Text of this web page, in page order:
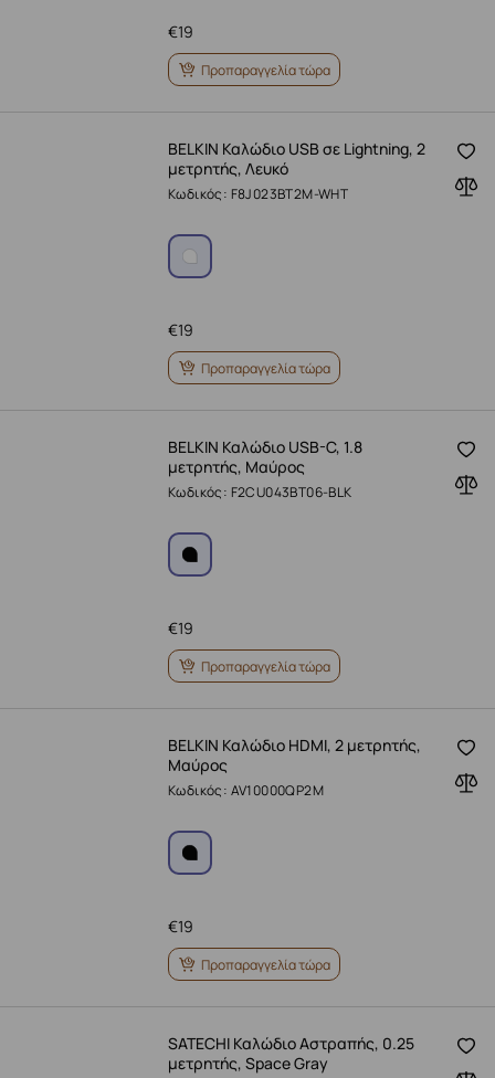
19
€
Προπαραγγελία τώρα
BELKIN Καλώδιο USB σε Lightning, 2
μετρητής, Λευκό
Κωδικός: F8J023BT2M-WHT
19
€
Προπαραγγελία τώρα
BELKIN Καλώδιο USB-C, 1.8
μετρητής, Μαύρος
Κωδικός: F2CU043BT06-BLK
19
€
Προπαραγγελία τώρα
BELKIN Καλώδιο HDMI, 2 μετρητής,
Μαύρος
Κωδικός: AV10000QP2M
19
€
Προπαραγγελία τώρα
SATECHI Καλώδιο Αστραπής, 0.25
μετρητής, Space Gray